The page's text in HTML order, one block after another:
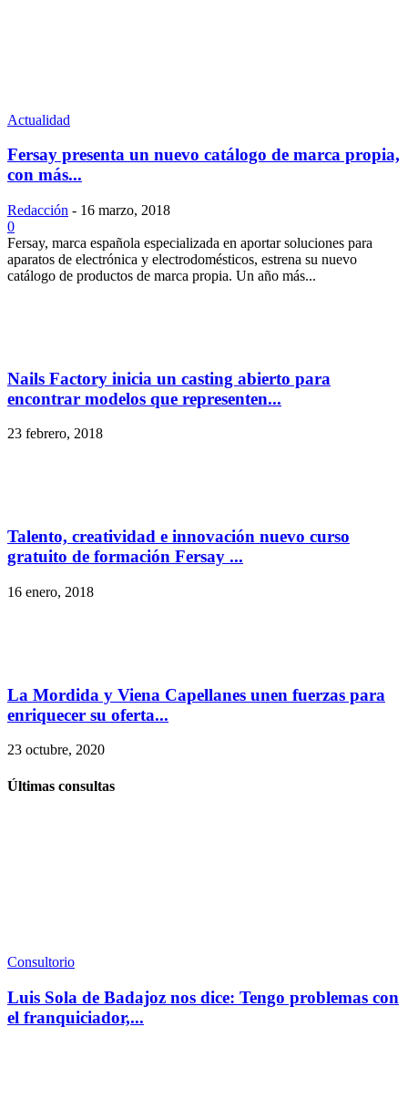
Actualidad
Fersay presenta un nuevo catálogo de marca propia,
con más...
Redacción - 16 marzo, 2018
0
Fersay, marca española especializada en aportar soluciones para
aparatos de electrónica y electrodomésticos, estrena su nuevo
catálogo de productos de marca propia. Un año más...
Nails Factory inicia un casting abierto para
encontrar modelos que representen...
23 febrero, 2018
Talento, creatividad e innovación nuevo curso
gratuito de formación Fersay ...
16 enero, 2018
La Mordida y Viena Capellanes unen fuerzas para
enriquecer su oferta...
23 octubre, 2020
Últimas consultas
Consultorio
Luis Sola de Badajoz nos dice: Tengo problemas con
el franquiciador,...